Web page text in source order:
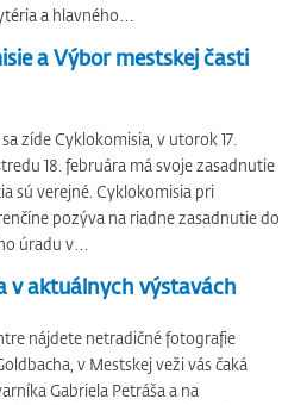
a hlavného…
a Výbor mestskej časti
zíde Cyklokomisia, v utorok 17.
18. februára má svoje zasadnutie
sú verejné. Cyklokomisia pri
pozýva na riadne zasadnutie do
úradu v…
v aktuálnych výstavách
nájdete netradičné fotografie
v Mestskej veži vás čaká
Gabriela Petráša a na